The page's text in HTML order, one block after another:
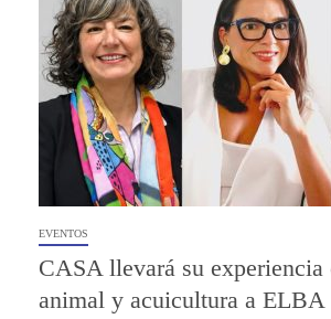
EVENTOS
CASA llevará su experiencia
animal y acuicultura a ELBA